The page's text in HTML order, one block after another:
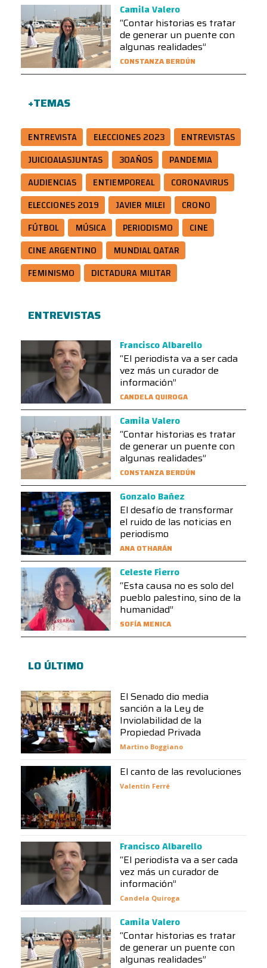
Camila Valero
“Contar historias es tratar
de generar un puente con
algunas realidades”
CONSTANZA BERDÚN
+TEMAS
ENTREVISTA ELECCIONES 2023
ENTREVISTAS
JUICIOALASJUNTAS
30AÑOS
PANDEMIA
AUDIENCIAS
ENTIEMPOREAL
CORONAVIRUS
ELECCIONES 2019
JAVIER MILEI
CRONO
FÚTBOL
MÚSICA PERIODISMO
CINE
CINE ARGENTINO
MUNDIAL QATAR
FEMINISMO
DICTADURA MILITAR
ENTREVISTAS
Francisco Albarello
“El periodista va a ser cada
vez más un curador de
información”
CANDELA QUIROGA
Camila Valero
“Contar historias es tratar
de generar un puente con
algunas realidades”
CONSTANZA BERDÚN
Gonzalo Bañez
El desafío de transformar
el ruido de las noticias en
periodismo
ANA OTHARÁN
Celeste Fierro
“Esta causa no es solo del
pueblo palestino, sino de la
humanidad”
SOFÍA MENICA
LO ÚLTIMO
El Senado dio media
sanción a la Ley de
Inviolabilidad de la
Propiedad Privada
Martino Boggiano
El canto de las revoluciones
Valentín Ferré
Francisco Albarello
“El periodista va a ser cada
vez más un curador de
información”
Candela Quiroga
Camila Valero
“Contar historias es tratar
de generar un puente con
algunas realidades”